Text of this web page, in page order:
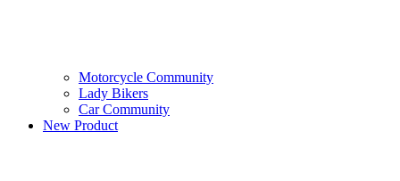
Motorcycle Community
Lady Bikers
Car Community
New Product